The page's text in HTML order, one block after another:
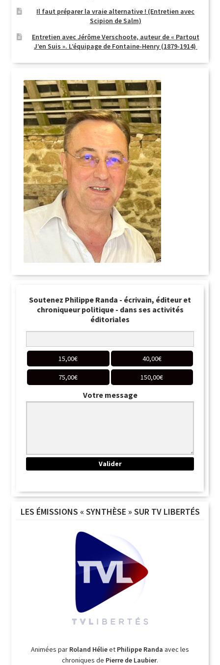
Il faut préparer la vraie alternative ! (Entretien avec
Scipion de Salm)
Entretien avec Jérôme Verschoote, auteur de « Partout
J’en Suis ». L’équipage de Fontaine-Henry (1879-1914)
Soutenez Philippe Randa - écrivain, éditeur et
chroniqueur politique - dans ses activités
éditoriales
15,00€ 40,00€
75,00€ 150,00€
Votre message
LES ÉMISSIONS « SYNTHÈSE » SUR TV LIBERTÉS
Animées par Roland Hélieet Philippe Randa avec les
chroniques de Pierre de Laubier.